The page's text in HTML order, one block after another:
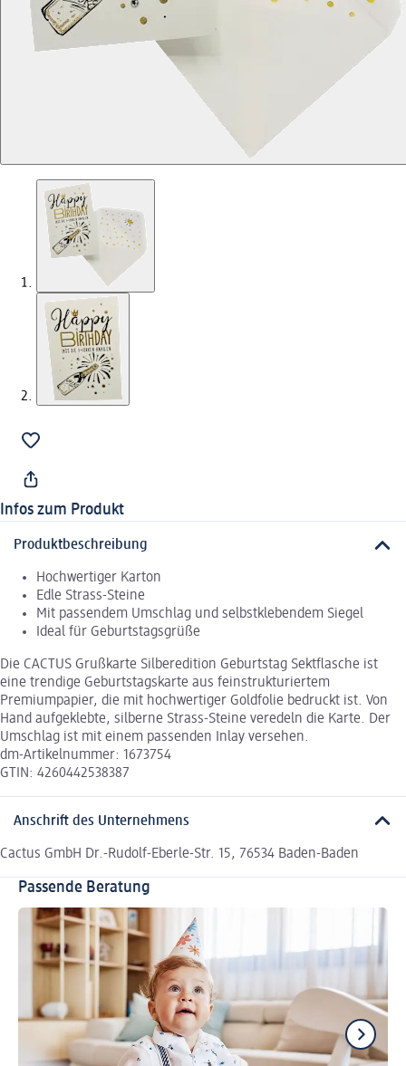
Infos zum Produkt
Produktbeschreibung
Hochwertiger Karton
Edle Strass-Steine
Mit passendem Umschlag und selbstklebendem Siegel
Ideal für Geburtstagsgrüße
Die CACTUS Grußkarte Silberedition Geburtstag Sektflasche ist
eine trendige Geburtstagskarte aus feinstrukturiertem
Premiumpapier, die mit hochwertiger Goldfolie bedruckt ist. Von
Hand aufgeklebte, silberne Strass-Steine veredeln die Karte. Der
Umschlag ist mit einem passenden Inlay versehen.
dm-Artikelnummer: 1673754
GTIN: 4260442538387
Anschrift des Unternehmens
Cactus GmbH Dr.-Rudolf-Eberle-Str. 15, 76534 Baden-Baden
Passende Beratung